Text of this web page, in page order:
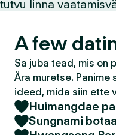
tutvu linna
A few
Sa juba tead, mis on
Ära muretse. Panime
ideed, mida siin ette
Huimangdae
Sungnami